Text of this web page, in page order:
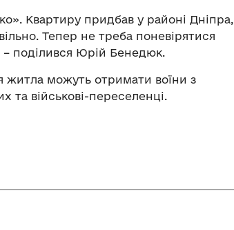
Квартиру придбав у районі Дніпра,
Тепер не треба поневірятися
поділився Юрій Бенедюк.
можуть отримати воїни з
та військові-переселенці.